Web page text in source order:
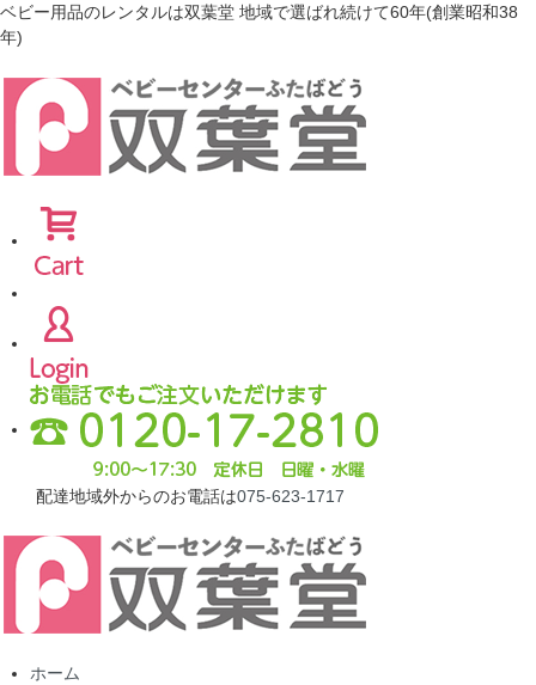
ベビー用品のレンタルは双葉堂 地域で選ばれ続けて60年(創業昭和38
年)
配達地域外からのお電話は075-623-1717
ホーム